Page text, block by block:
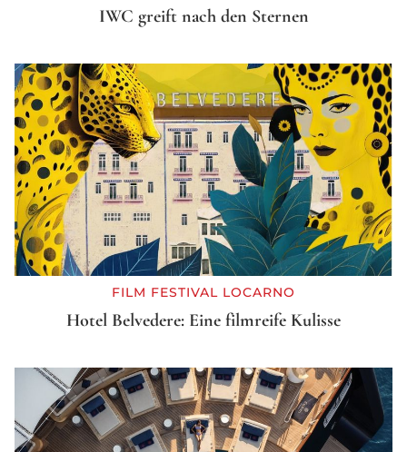
IWC greift nach den Sternen
FILM FESTIVAL LOCARNO
Hotel Belvedere: Eine filmreife Kulisse